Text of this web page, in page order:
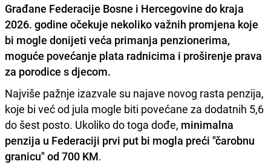
Građane Federacije Bosne i Hercegovine do kraja
2026. godine očekuje nekoliko važnih promjena koje
bi mogle donijeti veća primanja penzionerima,
moguće povećanje plata radnicima i proširenje prava
za porodice s djecom.
Najviše pažnje izazvale su najave novog rasta penzija,
koje bi već od jula mogle biti povećane za dodatnih 5,6
do šest posto. Ukoliko do toga dođe, minimalna
penzija u Federaciji prvi put bi mogla preći "čarobnu
granicu" od 700 KM.